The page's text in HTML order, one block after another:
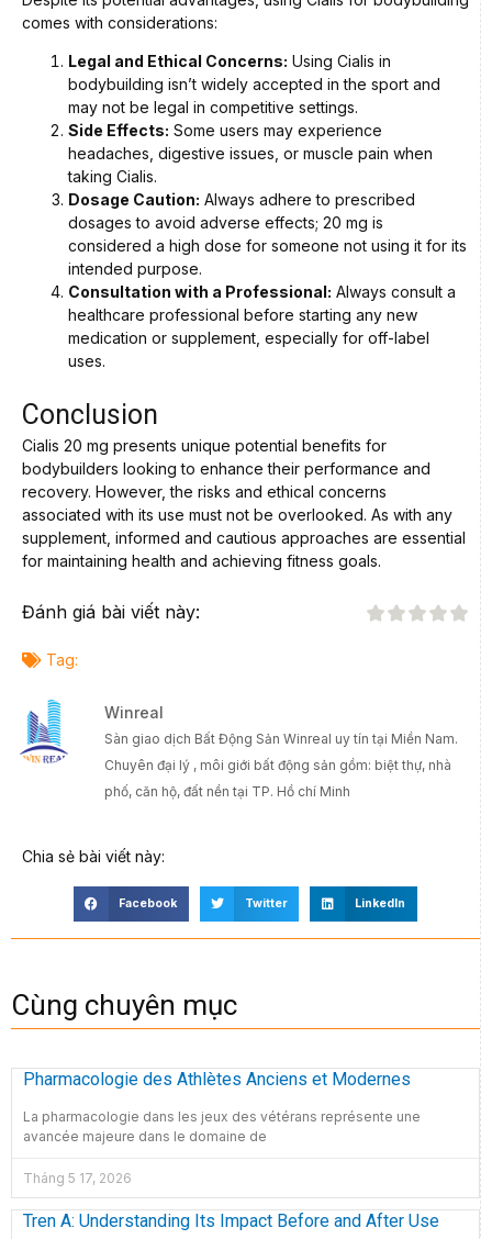
comes with considerations:
Legal and Ethical Concerns: Using Cialis in
bodybuilding isn’t widely accepted in the sport and
may not be legal in competitive settings.
Side Effects: Some users may experience
headaches, digestive issues, or muscle pain when
taking Cialis.
Dosage Caution: Always adhere to prescribed
dosages to avoid adverse effects; 20 mg is
considered a high dose for someone not using it for its
intended purpose.
Consultation with a Professional: Always consult a
healthcare professional before starting any new
medication or supplement, especially for off-label
uses.
Conclusion
Cialis 20 mg presents unique potential benefits for
bodybuilders looking to enhance their performance and
recovery. However, the risks and ethical concerns
associated with its use must not be overlooked. As with any
supplement, informed and cautious approaches are essential
for maintaining health and achieving fitness goals.
Đánh giá bài viết này:
Tag:
Winreal
Sàn giao dịch Bất Động Sản Winreal uy tín tại Miền Nam.
Chuyên đại lý , môi giới bất động sản gồm: biệt thự, nhà
phố, căn hộ, đất nền tại TP. Hồ chí Minh
Chia sẻ bài viết này:
Facebook Twitter LinkedIn
Cùng chuyên mục
Pharmacologie des Athlètes Anciens et Modernes
La pharmacologie dans les jeux des vétérans représente une
avancée majeure dans le domaine de
Tháng 5 17, 2026
Tren A: Understanding Its Impact Before and After Use